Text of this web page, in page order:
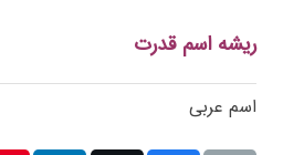
ریشه اسم قدرت
اسم عربی